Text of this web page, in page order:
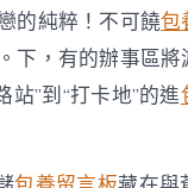
的純粹！不可饒包
下，有的辦事區
”到“打卡地”的進